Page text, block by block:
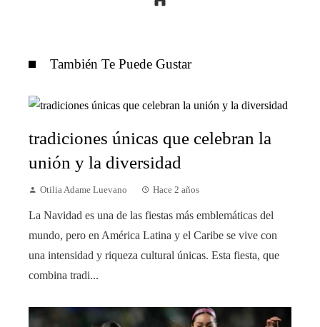
También Te Puede Gustar
tradiciones únicas que celebran la
unión y la diversidad
Otilia Adame Luevano Hace 2 años
La Navidad es una de las fiestas más emblemáticas del
mundo, pero en América Latina y el Caribe se vive con
una intensidad y riqueza cultural únicas. Esta fiesta, que
combina tradi...